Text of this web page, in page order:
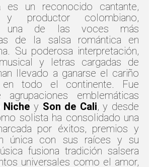
es un reconocido cantante,
y productor colombiano,
una de las voces más
de la salsa romántica en
Su poderosa interpretación,
y letras cargadas de
llevado a ganarse el cariño
todo el continente. Fue
emblemáticas
Niche y Son de Cali, y desde
solista ha consolidado una
por éxitos, premios y
única con sus raíces y su
fusiona tradición salsera
universales como el amor,